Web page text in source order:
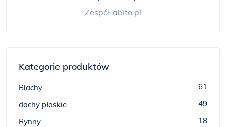
Zespół abito.pl
Kategorie produktów
Blachy
61
dachy płaskie
49
Rynny
18